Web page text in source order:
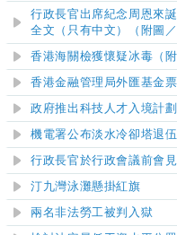
行政長官出席紀念周恩來
全文（只有中文）（附圖／
香港海關檢獲懷疑冰毒（附
香港金融管理局外匯基金
政府推出 科技人才入境計劃
機電署公布淡水冷卻塔退
行政長官於行政會議前會
汀九灣泳灘懸掛紅旗
兩名非法勞工被判入獄